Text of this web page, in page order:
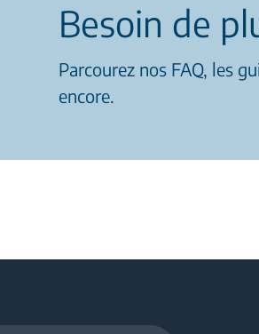
Besoin de
Parcourez nos FAQ, les
encore.